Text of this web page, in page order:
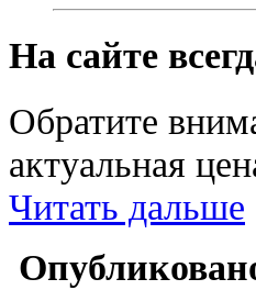
На сайте
Обратите
актуальная
Читать дальше